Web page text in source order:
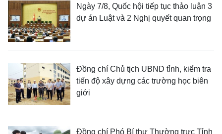
Ngày 7/8, Quốc hội tiếp tục thảo luận 3
dự án Luật và 2 Nghị quyết quan trọng
Đồng chí Chủ tịch UBND tỉnh, kiểm tra
tiến độ xây dựng các trường học biên
giới
Đồng chí Phó Bí thư Thường trực Tỉnh